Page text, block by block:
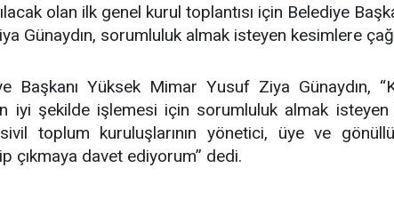
olan ilk genel kurul toplantısı için Belediye
Günaydın, sorumluluk almak isteyen kesimlere
Başkanı Yüksek Mimar Yusuf Ziya Günaydın,
iyi şekilde işlemesi için sorumluluk almak
toplum kuruluşlarının yönetici, üye ve gönüllü
çıkmaya davet ediyorum” dedi.